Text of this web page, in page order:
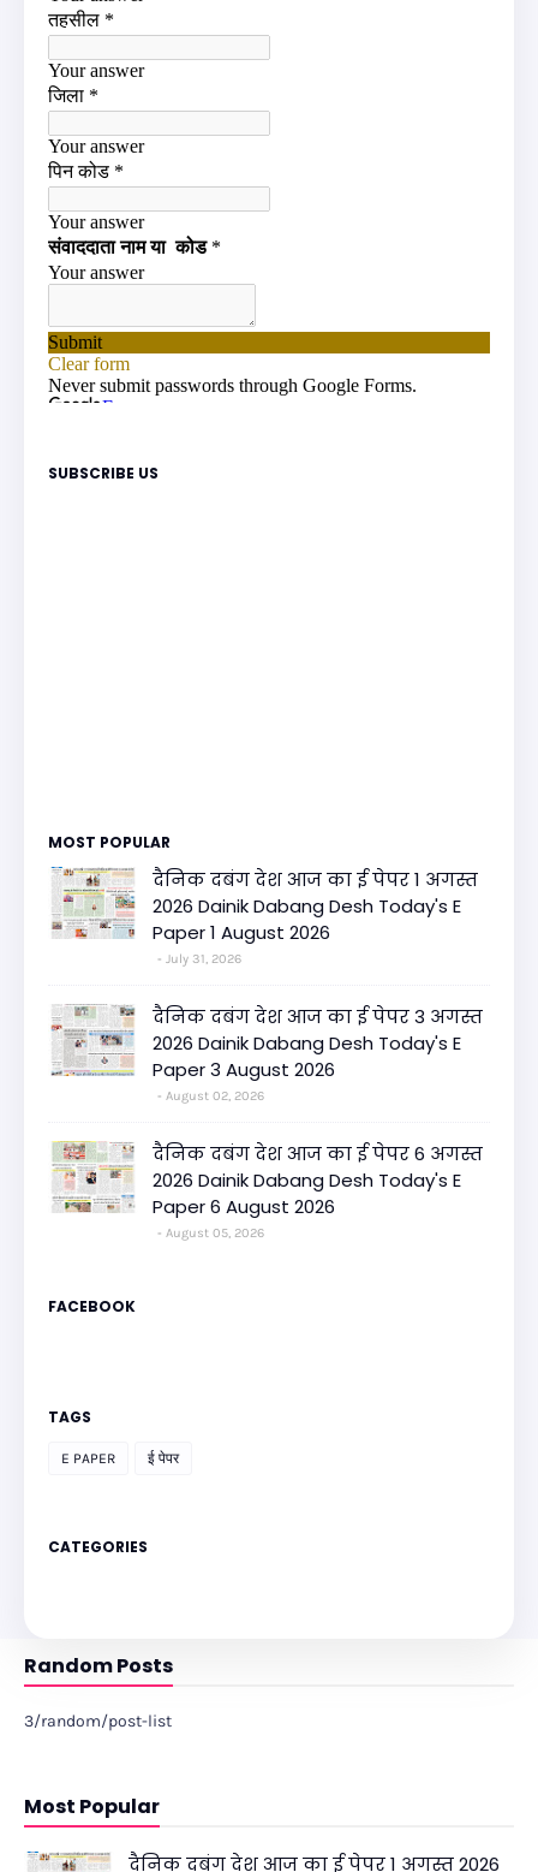
SUBSCRIBE US
MOST POPULAR
दैनिक दबंग देश आज का ई पेपर 1 अगस्त
2026 Dainik Dabang Desh Today's E
Paper 1 August 2026
July 31, 2026
दैनिक दबंग देश आज का ई पेपर 3 अगस्त
2026 Dainik Dabang Desh Today's E
Paper 3 August 2026
August 02, 2026
दैनिक दबंग देश आज का ई पेपर 6 अगस्त
2026 Dainik Dabang Desh Today's E
Paper 6 August 2026
August 05, 2026
FACEBOOK
TAGS
E PAPER ई पेपर
CATEGORIES
Random Posts
3/random/post-list
Most Popular
दैनिक दबंग देश आज का ई पेपर 1 अगस्त 2026